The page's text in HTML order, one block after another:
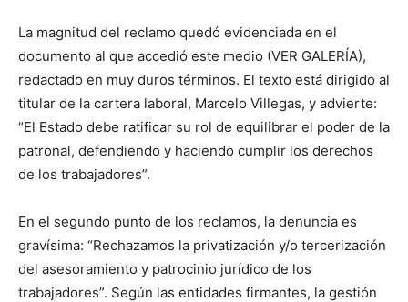
La magnitud del reclamo quedó evidenciada en el
documento al que accedió este medio (VER GALERÍA),
redactado en muy duros términos. El texto está dirigido al
titular de la cartera laboral, Marcelo Villegas, y advierte:
“El Estado debe ratificar su rol de equilibrar el poder de la
patronal, defendiendo y haciendo cumplir los derechos
de los trabajadores”.
En el segundo punto de los reclamos, la denuncia es
gravísima: “Rechazamos la privatización y/o tercerización
del asesoramiento y patrocinio jurídico de los
trabajadores”. Según las entidades firmantes, la gestión